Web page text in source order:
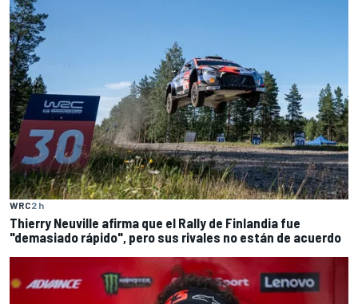
WRC2 h
Thierry Neuville afirma que el Rally de Finlandia fue
"demasiado rápido", pero sus rivales no están de acuerdo